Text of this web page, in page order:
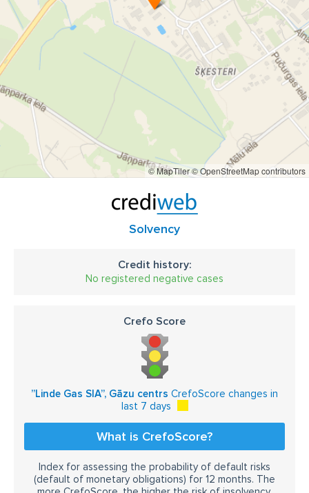
© MapTiler© OpenStreetMap contributors
Solvency
Credit history:
No registered negative cases
Crefo Score
”Linde Gas SIA”, Gāzu centrs CrefoScore changes in
last 7 days
What is CrefoScore?
Index for assessing the probability of default risks
(default of monetary obligations) for 12 months. The